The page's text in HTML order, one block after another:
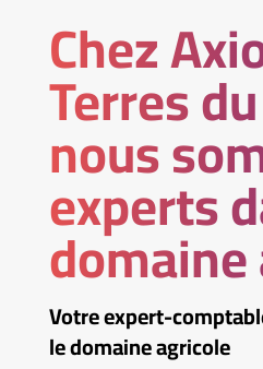
Chez
Terres
nous
experts
Votre expert-
le domaine agricole